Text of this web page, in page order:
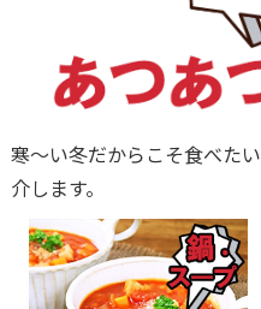
寒～い冬だからこそ食べたい
介します。